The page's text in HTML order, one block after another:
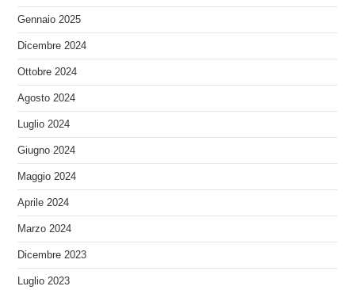
Gennaio 2025
Dicembre 2024
Ottobre 2024
Agosto 2024
Luglio 2024
Giugno 2024
Maggio 2024
Aprile 2024
Marzo 2024
Dicembre 2023
Luglio 2023